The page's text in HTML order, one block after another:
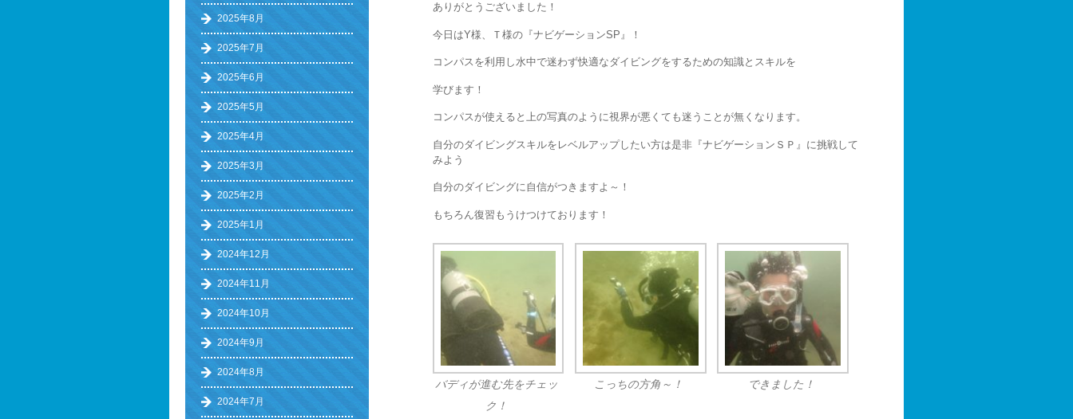
ありがとうございました！
今日はY様、Ｔ様の『ナビゲーションSP』！
コンパスを利用し水中で迷わず快適なダイビングをするための知識とスキルを
学びます！
コンパスが使えると上の写真のように視界が悪くても迷うことが無くなります。
自分のダイビングスキルをレベルアップしたい方は是非『ナビゲーションＳＰ』に挑戦して
みよう
自分のダイビングに自信がつきますよ～！
もちろん復習もうけつけております！
バディが進む先をチェッ
ク！
こっちの方角～！ できました！
2025年8月
2025年7月
2025年6月
2025年5月
2025年4月
2025年3月
2025年2月
2025年1月
2024年12月
2024年11月
2024年10月
2024年9月
2024年8月
2024年7月